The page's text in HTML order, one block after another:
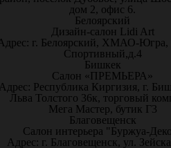
дом 2, офис 6.
Белоярский
Дизайн-салон Lidi Art
г. Белоярский, ХМАО-Югра,
Спортивный,д.4
Бишкек
Салон «ПРЕМЬЕРА»
Республика Киргизия, г.
Льва Толстого 36к, торговый
Мега Мастер, бутик Г3
Благовещенск
Салон интерьера "Буржуа-
Адрес: г. Благовещенск, ул.